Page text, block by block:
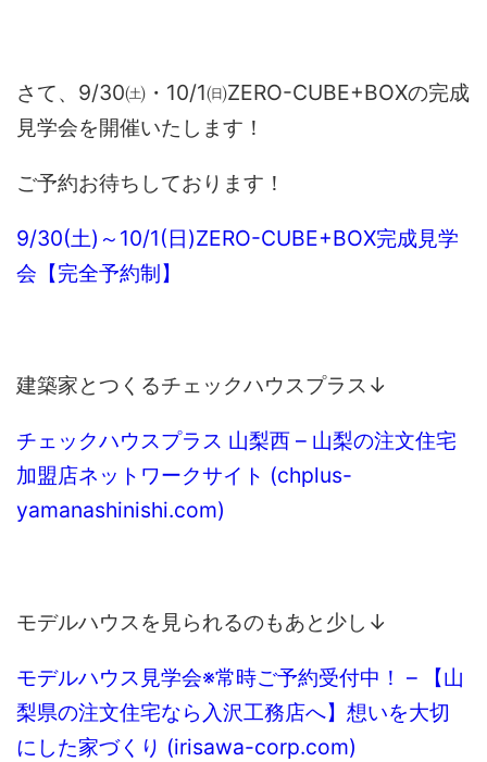
さて、9/30㈯・10/1㈰ZERO-CUBE+BOXの完成
見学会を開催いたします！
ご予約お待ちしております！
9/30(土)～10/1(日)ZERO-CUBE+BOX完成見学
会【完全予約制】
建築家とつくるチェックハウスプラス↓
チェックハウスプラス 山梨西 – 山梨の注文住宅
加盟店ネットワークサイト (chplus-
yamanashinishi.com)
モデルハウスを見られるのもあと少し↓
モデルハウス見学会※常時ご予約受付中！ – 【山
梨県の注文住宅なら入沢工務店へ】想いを大切
にした家づくり (irisawa-corp.com)